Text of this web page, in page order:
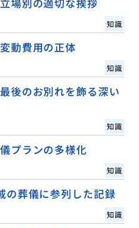
場別の適切な挨拶
知識
動費用の正体
知識
後のお別れを飾る深い
知識
プランの多様化
知識
の葬儀に参列した記録
知識